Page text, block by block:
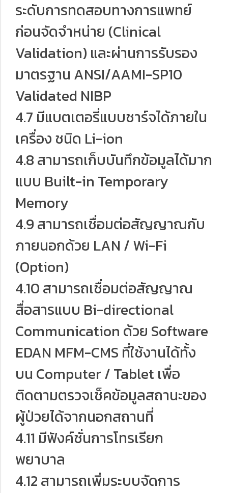
ระดับการทดสอบทางการแพทย์
ก่อนจัดจำหน่าย (Clinical
Validation) และผ่านการรับรอง
มาตรฐาน ANSI/AAMI-SP10
Validated NIBP
4.7 มีแบตเตอรี่แบบชาร์จได้ภายใน
เครื่อง ชนิด Li-ion
4.8 สามารถเก็บบันทึกข้อมูลได้มาก
แบบ Built-in Temporary
Memory
4.9 สามารถเชื่อมต่อสัญญาณกับ
ภายนอกด้วย LAN / Wi-Fi
(Option)
4.10 สามารถเชื่อมต่อสัญญาณ
สื่อสารแบบ Bi-directional
Communication ด้วย Software
EDAN MFM-CMS ที่ใช้งานได้ทั้ง
บน Computer / Tablet เพื่อ
ติดตามตรวจเช็คข้อมูลสถานะของ
ผู้ป่วยได้จากนอกสถานที่
4.11 มีฟังค์ชั่นการโทรเรียก
พยาบาล
4.12 สามารถเพิ่มระบบจัดการ